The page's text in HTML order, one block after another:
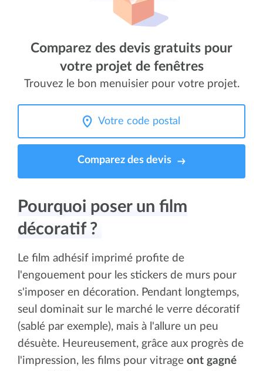
Comparez des devis gratuits pour
votre projet de fenêtres
Trouvez le bon menuisier pour votre projet.
Comparez des devis
Pourquoi poser un film
décoratif ?
Le film adhésif imprimé profite de
l'engouement pour les stickers de murs pour
s'imposer en décoration. Pendant longtemps,
seul dominait sur le marché le verre décoratif
(sablé par exemple), mais à l'allure un peu
désuète. Heureusement, grâce aux progrès de
l'impression, les films pour vitrage ont gagné